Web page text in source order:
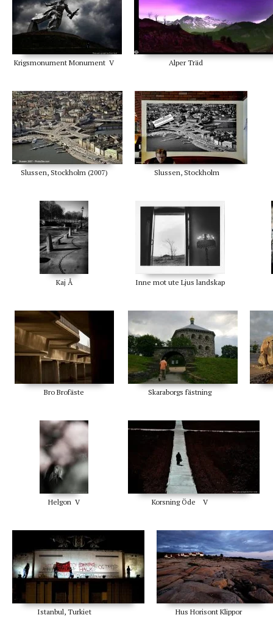
Krigsmonument Monument V Alper Träd
Slussen, Stockholm (2007) Slussen, Stockholm
Kaj Å Inne mot ute Ljus landskap
Bro Brofäste Skaraborgs fästning
Helgon V Korsning Öde V
Istanbul, Turkiet Hus Horisont Klippor